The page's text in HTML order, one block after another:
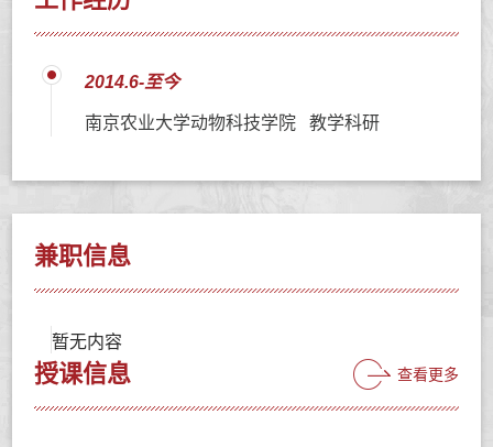
2014.6-至今
南京农业大学动物科技学院 教学科研
兼职信息
暂无内容
授课信息 查看更多